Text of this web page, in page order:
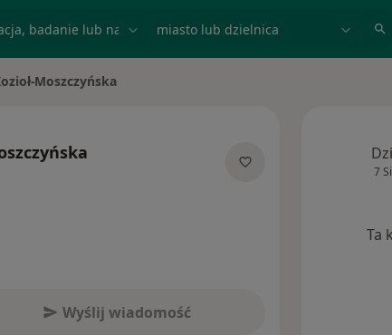
Moszczyńska
Wyślij wiadomość
7
Ta